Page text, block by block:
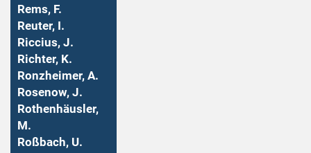
Rems, F.
Reuter, I.
Riccius, J.
Richter, K.
Ronzheimer, A.
Rosenow, J.
Rothenhäusler,
M.
Roßbach, U.